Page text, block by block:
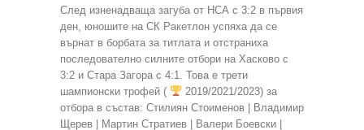
След изненадваща загуба от НСА с 3:2 в първия
ден, юношите на СК Ракетлон успяха да се
върнат в борбата за титлата и отстраниха
последователно силните отбори на Хасково с
3:2 и Стара Загора с 4:1. Това е трети
шампионски трофей (
2019/2021/2023) за
отбора в състав: Стилиян Стоименов | Владимир
Щерев | Мартин Стратиев | Валери Боевски |